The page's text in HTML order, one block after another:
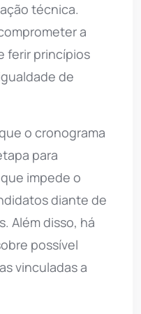
técnica.
a
ferir princípios
de
o cronograma
para
impede o
diante de
Além disso, há
possível
vinculadas a